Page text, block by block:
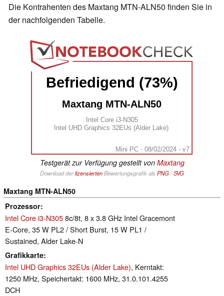
Die Kontrahenten des Maxtang MTN-ALN50 finden Sie in
der nachfolgenden Tabelle.
Befriedigend (73%)
Maxtang MTN-ALN50
Intel Core i3-N305
Intel UHD Graphics 32EUs (Alder Lake)
Mini PC - 08/02/2024 - v7
Testgerät zur Verfügung gestellt von Maxtang
Download derlizensiertenBewertungsgrafik als PNG/SVG
Maxtang MTN-ALN50
Prozessor
Intel Core i3-N3058c/8t, 8 x 3.8 GHz Intel Gracemont
E-Core, 35 W PL2 / Short Burst, 15 W PL1 /
Sustained, Alder Lake-N
Grafikkarte
Intel UHD Graphics 32EUs (Alder Lake), Kerntakt:
1250 MHz, Speichertakt: 1600 MHz, 31.0.101.4255
DCH